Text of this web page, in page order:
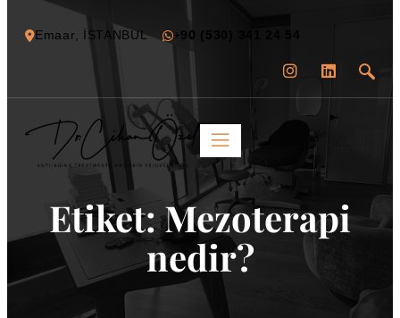
Emaar, İSTANBUL +90 (530) 341 24 54
Etiket:Mezoterapi
nedir?